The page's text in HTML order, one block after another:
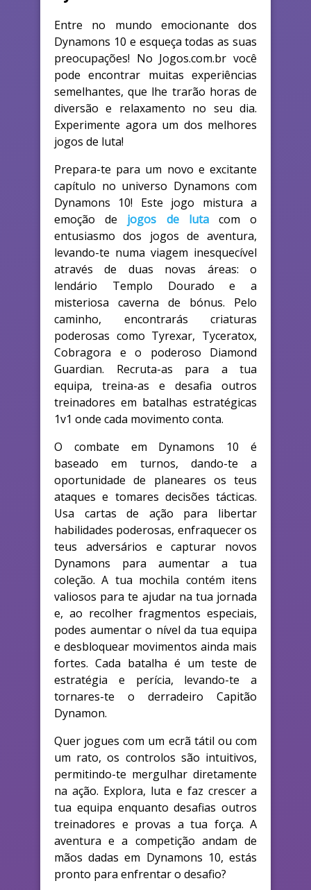
Entre no mundo emocionante dos
Dynamons 10 e esqueça todas as suas
preocupações! No Jogos.com.br você
pode encontrar muitas experiências
semelhantes, que lhe trarão horas de
diversão e relaxamento no seu dia.
Experimente agora um dos melhores
jogos de luta!
Prepara-te para um novo e excitante
capítulo no universo Dynamons com
Dynamons 10! Este jogo mistura a
emoção de jogos de lutacom o
entusiasmo dos jogos de aventura,
levando-te numa viagem inesquecível
através de duas novas áreas: o
lendário Templo Dourado e a
misteriosa caverna de bónus. Pelo
caminho, encontrarás criaturas
poderosas como Tyrexar, Tyceratox,
Cobragora e o poderoso Diamond
Guardian. Recruta-as para a tua
equipa, treina-as e desafia outros
treinadores em batalhas estratégicas
1v1 onde cada movimento conta.
O combate em Dynamons 10 é
baseado em turnos, dando-te a
oportunidade de planeares os teus
ataques e tomares decisões tácticas.
Usa cartas de ação para libertar
habilidades poderosas, enfraquecer os
teus adversários e capturar novos
Dynamons para aumentar a tua
coleção. A tua mochila contém itens
valiosos para te ajudar na tua jornada
e, ao recolher fragmentos especiais,
podes aumentar o nível da tua equipa
e desbloquear movimentos ainda mais
fortes. Cada batalha é um teste de
estratégia e perícia, levando-te a
tornares-te o derradeiro Capitão
Dynamon.
Quer jogues com um ecrã tátil ou com
um rato, os controlos são intuitivos,
permitindo-te mergulhar diretamente
na ação. Explora, luta e faz crescer a
tua equipa enquanto desafias outros
treinadores e provas a tua força. A
aventura e a competição andam de
mãos dadas em Dynamons 10, estás
pronto para enfrentar o desafio?